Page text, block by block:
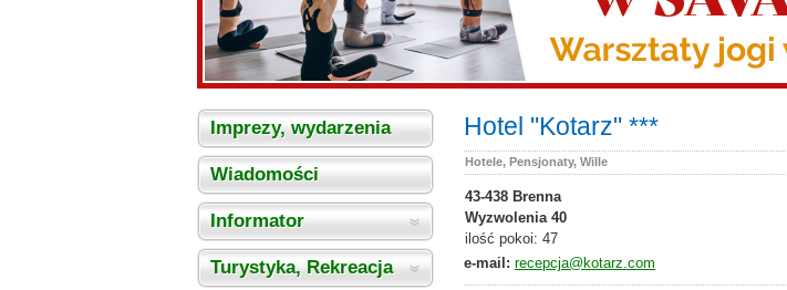
Imprezy, wydarzenia
Wiadomości
Informator
Turystyka, Rekreacja
Hotel "Kotarz" ***
Hotele, Pensjonaty, Wille
43-438 Brenna
Wyzwolenia 40
ilość pokoi: 47
e-mail: recepcja@kotarz.com